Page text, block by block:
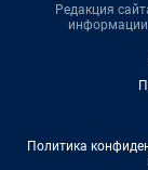
Редакция
Политика